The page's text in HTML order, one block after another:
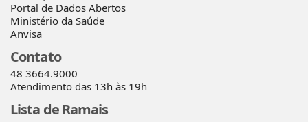
Portal de Dados Abertos
Ministério da Saúde
Anvisa
Contato
48 3664.9000
Atendimento das 13h às 19h
Lista de Ramais